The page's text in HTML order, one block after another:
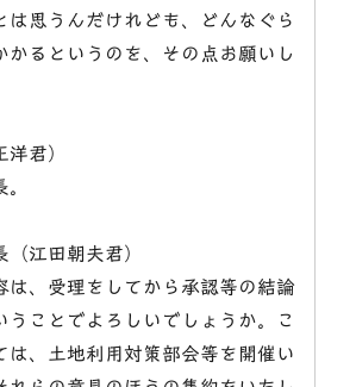
は思うんだけれども、どんなぐら
かるというのを、その点お願いし
君）
江田朝夫君）
、受理をしてから承認等の結論
うことでよろしいでしょうか。こ
は、土地利用対策部会等を開催い